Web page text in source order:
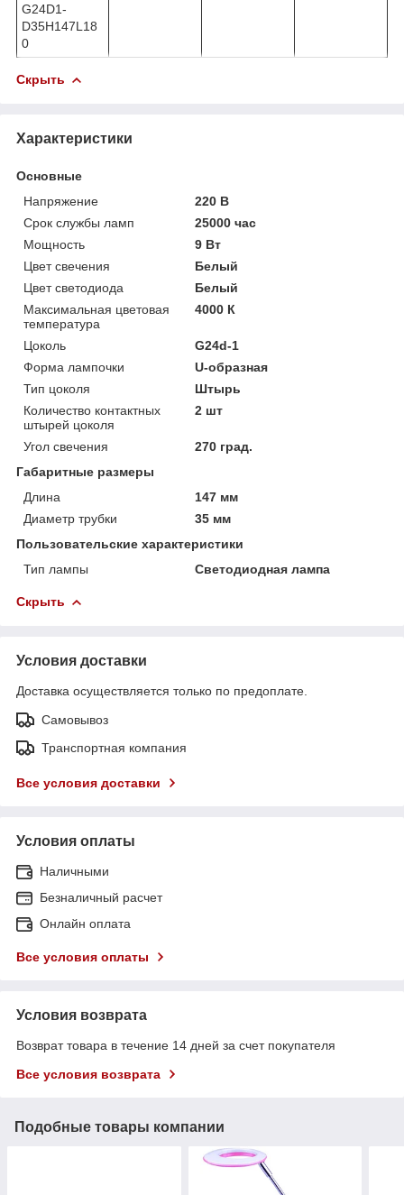
G24D1-
D35H147L18
0
Скрыть
Характеристики
Основные
Напряжение
220 В
Срок службы ламп
25000 час
Мощность
9 Вт
Цвет свечения
Белый
Цвет светодиода
Белый
Максимальная цветовая
температура
4000 К
Цоколь
G24d-1
Форма лампочки
U-образная
Тип цоколя
Штырь
Количество контактных
штырей цоколя
2 шт
Угол свечения
270 град.
Габаритные размеры
Длина
147 мм
Диаметр трубки
35 мм
Пользовательские характеристики
Тип лампы
Светодиодная лампа
Скрыть
Условия доставки
Доставка осуществляется только по предоплате.
Самовывоз
Транспортная компания
Все условия доставки
Условия оплаты
Наличными
Безналичный расчет
Онлайн оплата
Все условия оплаты
Условия возврата
Возврат товара в течение 14 дней за счет покупателя
Все условия возврата
Подобные товары компании